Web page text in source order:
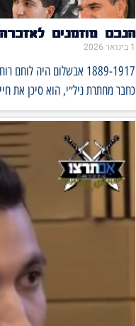
הנכם מוזמנים
1 בינואר 2026
1889-1917 אבשלום היה
כחבר מחתרת ניל״י, הוא סיכן את